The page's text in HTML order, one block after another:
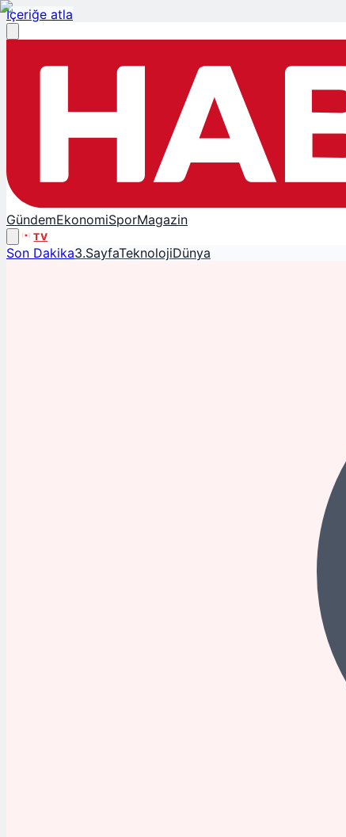
İçeriğe atla
GündemEkonomiSporMagazin
TV
Son Dakika3.SayfaTeknolojiDünya